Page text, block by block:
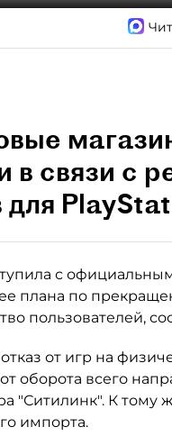
в связи с
для
с
плана по
пользователей,
от игр на
оборота всего
"Ситилинк". К тому
импорта.